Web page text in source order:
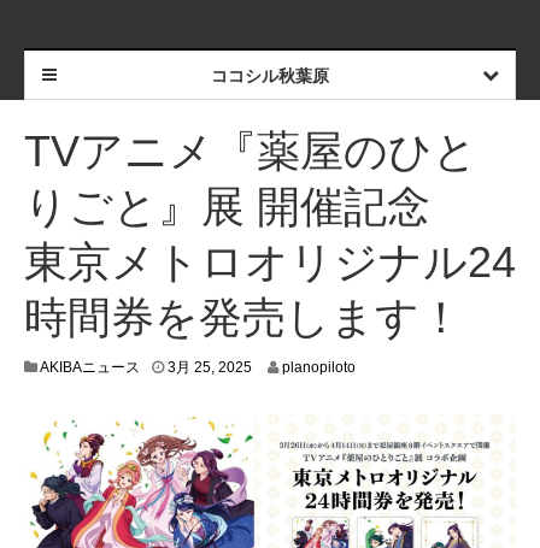
ココシル秋葉原
TVアニメ『薬屋のひと
りごと』展 開催記念
東京メトロオリジナル24
時間券を発売します！
AKIBAニュース 3月 25, 20254
5
planopiloto